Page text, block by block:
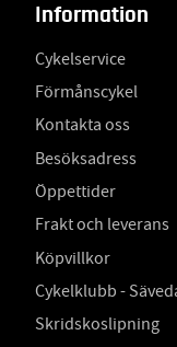
Information
Cykelservice
Förmånscykel
Kontakta oss
Besöksadress
Öppettider
Frakt och leverans
Köpvillkor
Cykelklubb -
Skridskoslipning